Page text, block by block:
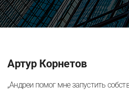
Артур Корнетов
„Андреи помог мне запустить